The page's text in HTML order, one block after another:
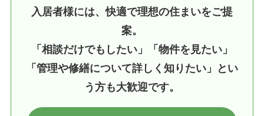
入居者様には、快適で理想の住まいをご提
案。
「相談だけでもしたい」「物件を見たい」
「管理や修繕について詳しく知りたい」とい
う方も大歓迎です。